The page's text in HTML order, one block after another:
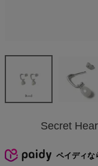
Secret
ペイディな